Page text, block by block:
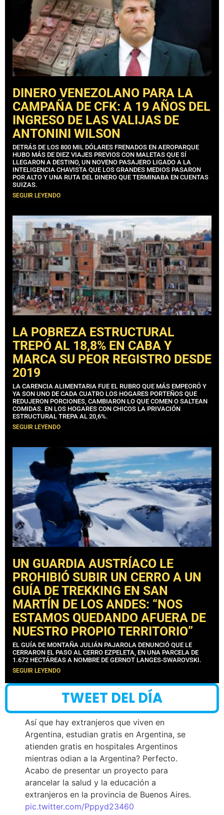
DINERO VENEZOLANO PARA LA
CAMPAÑA DE CFK: A 19 AÑOS DEL
INGRESO DE LAS VALIJAS DE
ANTONINI WILSON
DETRÁS DE LOS 800 MIL DÓLARES FRENADOS EN AEROPARQUE
HUBO MÁS DE DIEZ VIAJES PREVIOS CON MALETAS QUE SÍ
LLEGARON A DESTINO, UN NOVENO PASAJERO LIGADO A LA
INTELIGENCIA CHAVISTA QUE LOS GRANDES MEDIOS PASARON
POR ALTO Y UNA RUTA DEL DINERO QUE TERMINABA EN CUENTAS
SUIZAS.
SEGUIR LEYENDO
LA POBREZA ESTRUCTURAL
TREPÓ AL 18,8% EN CABA Y
MARCA SU PEOR REGISTRO DESDE
2019
LA CARENCIA ALIMENTARIA FUE EL RUBRO QUE MÁS EMPEORÓ Y
YA SON UNO DE CADA CUATRO LOS HOGARES PORTEÑOS QUE
REDUJERON PORCIONES, CAMBIARON LO QUE COMEN O SALTEAN
COMIDAS. EN LOS HOGARES CON CHICOS LA PRIVACIÓN
ESTRUCTURAL TREPA AL 20,6%.
SEGUIR LEYENDO
UN GUARDIA AUSTRÍACO LE
PROHIBIÓ SUBIR UN CERRO A UN
GUÍA DE TREKKING EN SAN
MARTÍN DE LOS ANDES: “NOS
ESTAMOS QUEDANDO AFUERA DE
NUESTRO PROPIO TERRITORIO”
EL GUÍA DE MONTAÑA JULIÁN PAJAROLA DENUNCIÓ QUE LE
CERRARON EL PASO AL CERRO EZPELETA, EN UNA PARCELA DE
1.672 HECTÁREAS A NOMBRE DE GERNOT LANGES-SWAROVSKI.
SEGUIR LEYENDO
TWEET DEL DÍA
Así que hay extranjeros que viven en
Argentina, estudian gratis en Argentina, se
atienden gratis en hospitales Argentinos
mientras odian a la Argentina? Perfecto.
Acabo de presentar un proyecto para
arancelar la salud y la educación a
extranjeros en la provincia de Buenos Aires.
pic.twitter.com/Pppyd23460